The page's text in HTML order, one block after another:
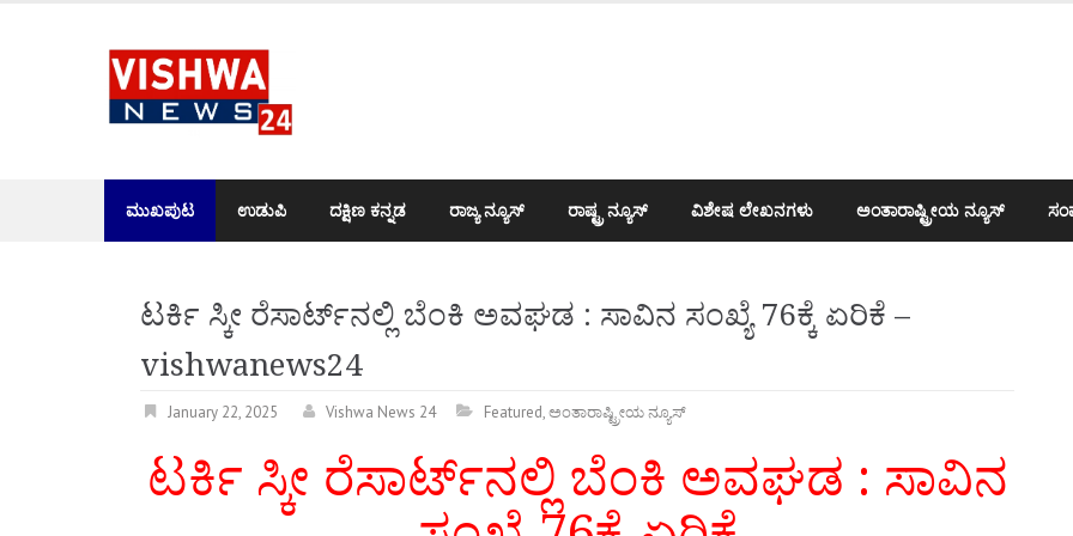
ಮುಖಪುಟ ಉಡುಪಿ ದಕ್ಷಿಣ ಕನ್ನಡ ರಾಜ್ಯ ನ್ಯೂಸ್ ರಾಷ್ಟ್ರ ನ್ಯೂಸ್ ವಿಶೇಷ ಲೇಖನಗಳು ಅಂತಾರಾಷ್ಟ್ರೀಯ ನ್ಯೂಸ್
ಟರ್ಕಿ ಸ್ಕೀ ರೆಸಾರ್ಟ್‌ನಲ್ಲಿ ಬೆಂಕಿ ಅವಘಡ : ಸಾವಿನ ಸಂಖ್ಯೆ 76ಕ್ಕೆ ಏರಿಕೆ –
vishwanews24
January 22, 2025 Vishwa News 24 Featured,ಅಂತಾರಾಷ್ಟ್ರೀಯ ನ್ಯೂಸ್
ಟರ್ಕಿ ಸ್ಕೀ ರೆಸಾರ್ಟ್‌ನಲ್ಲಿ ಬೆಂಕಿ ಅವಘಡ : ಸಾವಿನ